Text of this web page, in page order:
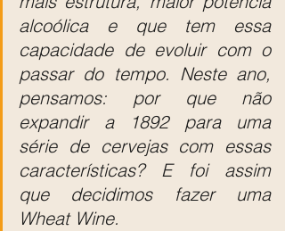
alcoólica e que tem essa
capacidade de evoluir com o
passar do tempo. Neste ano,
pensamos: por que não
expandir a 1892 para uma
série de cervejas com essas
características? E foi assim
que decidimos fazer uma
Wheat Wine.